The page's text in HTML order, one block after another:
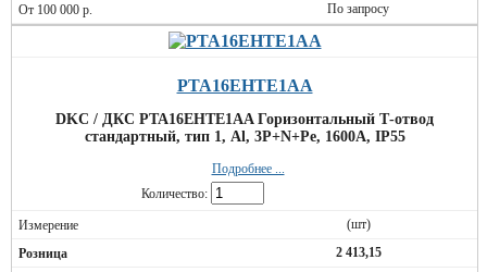
По запросу
PTA16EHTE1AA
DKC / ДКС PTA16EHTE1AA Горизонтальный Т-отвод
стандартный, тип 1, Al, 3P+N+Pe, 1600А, IP55
Подробнее ...
Количество:
(шт)
2 413,15